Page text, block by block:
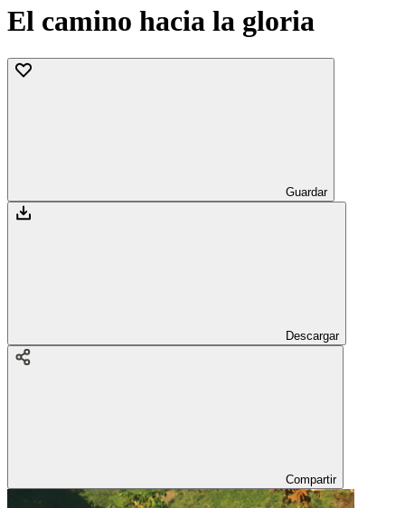
El camino hacia la gloria
Guardar
Descargar
Compartir